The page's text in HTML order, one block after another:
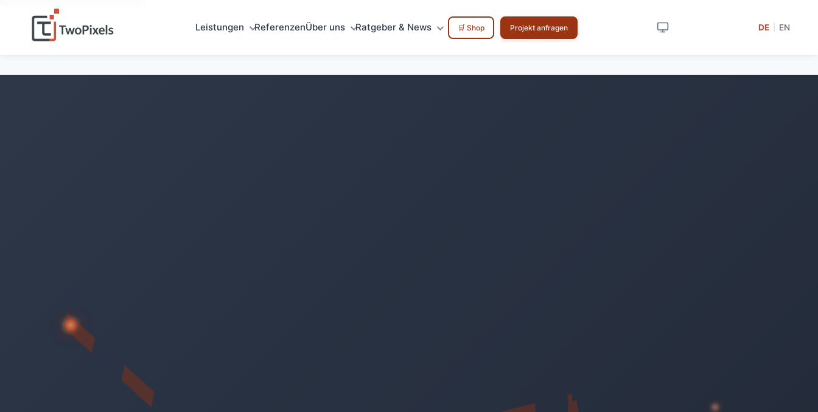
Leistungen ReferenzenÜber uns Ratgeber & News 🛒 Shop Projekt anfragen DE EN